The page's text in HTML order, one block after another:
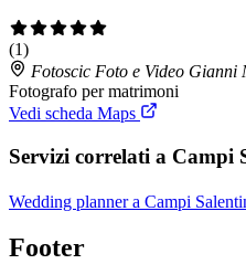
(1)
Fotoscic Foto e Video Gianni
Fotografo per matrimoni
Vedi scheda Maps
Servizi correlati a Campi
Wedding planner a Campi
Footer